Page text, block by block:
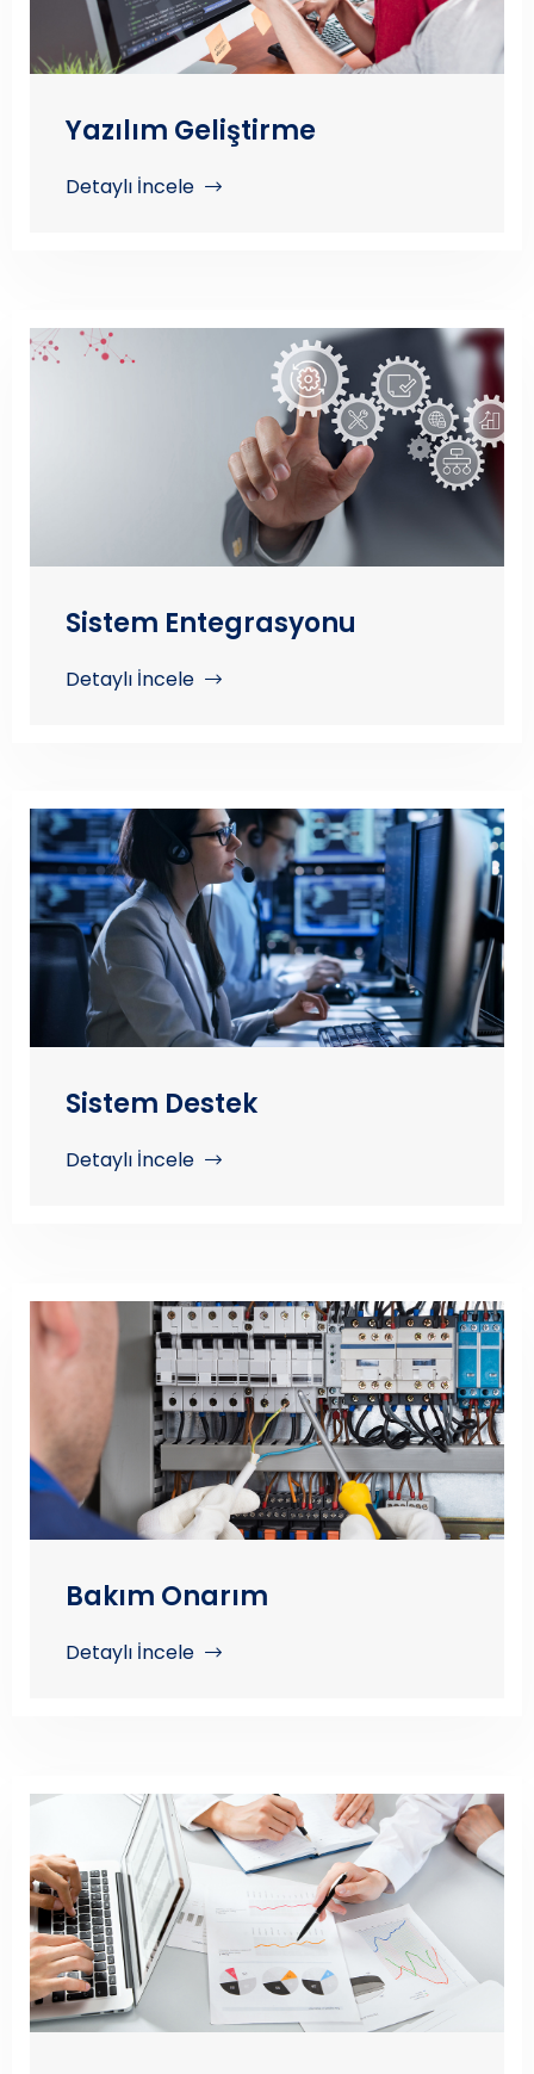
Yazılım Geliştirme
Detaylı İncele
Sistem Entegrasyonu
Detaylı İncele
Sistem Destek
Detaylı İncele
Bakım Onarım
Detaylı İncele